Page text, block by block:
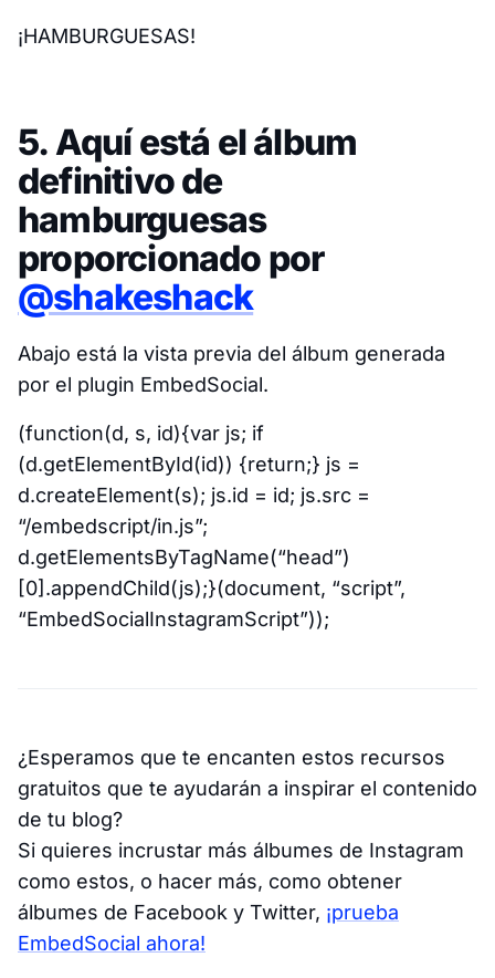
¡HAMBURGUESAS!
5. Aquí está el álbum
definitivo de
hamburguesas
proporcionado por
@shakeshack
Abajo está la vista previa del álbum generada
por el plugin EmbedSocial.
(function(d, s, id){var js; if
(d.getElementById(id)) {return;} js =
d.createElement(s); js.id = id; js.src =
“/embedscript/in.js”;
d.getElementsByTagName(“head”)
[0].appendChild(js);}(document, “script”,
“EmbedSocialInstagramScript”));
¿Esperamos que te encanten estos recursos
gratuitos que te ayudarán a inspirar el contenido
de tu blog?
Si quieres incrustar más álbumes de Instagram
como estos, o hacer más, como obtener
álbumes de Facebook y Twitter, ¡prueba
EmbedSocial ahora!